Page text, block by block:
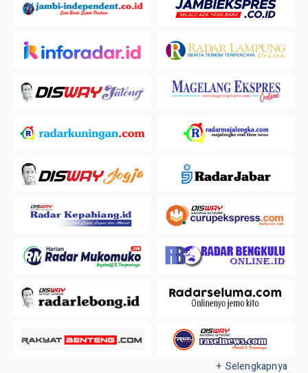
+ Selengkapnya